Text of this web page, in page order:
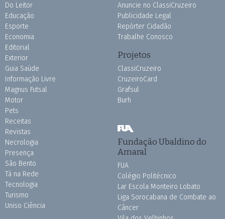
Do Leitor
Educação
Esporte
Economia
Editorial
Exterior
Guia Saúde
Informação Livre
Magnus Futsal
Motor
Pets
Receitas
Revistas
Necrologia
Presença
São Bento
Tá na Rede
Tecnologia
Turismo
Uniso Ciência
Anuncie no ClassiCruzeiro
Publicidade Legal
Repórter Cidadão
Trabalhe Conosco
Projetos
ClassiCruzeiro
CruzeiroCard
Grafsul
Burh
Fundação Ubaldino do
Amaral
FUA
Colégio Politécnico
Lar Escola Monteiro Lobato
Liga Sorocabana de Combate ao
Câncer